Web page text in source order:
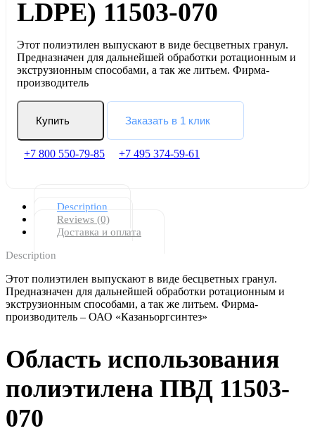
LDPE) 11503-070
Этот полиэтилен выпускают в виде бесцветных гранул.
Предназначен для дальнейшей обработки ротационным и
экструзионным способами, а так же литьем. Фирма-
производитель
Купить Заказать в 1 клик
+7 800 550-79-85 +7 495 374-59-61
Description
Reviews (0)
Доставка и оплата
Description
Этот полиэтилен выпускают в виде бесцветных гранул.
Предназначен для дальнейшей обработки ротационным и
экструзионным способами, а так же литьем. Фирма-
производитель – ОАО «Казаньоргсинтез»
Область использования
полиэтилена ПВД 11503-
070